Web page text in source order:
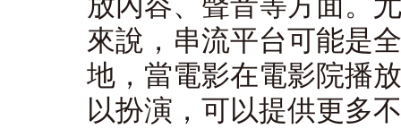
來說，串流平台可能是
地，當電影在電影院播
以扮演，可以提供更多